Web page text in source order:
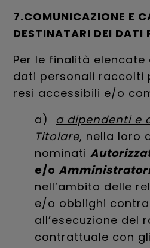
7.COMUNICAZIONE E
DESTINATARI DEI DATI
Per le finalità
dati personali raccolti
resi accessibili e/o
a) a dipendenti e
Titolare, nella loro
nominati
e/o
nell’ambito delle
e/o obblighi
all’esecuzione del
contrattuale con